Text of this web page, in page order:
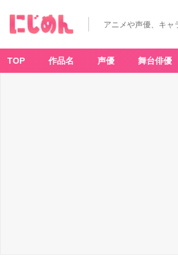
アニメや声優、キャ
TOP 作品名 声優 舞台俳優